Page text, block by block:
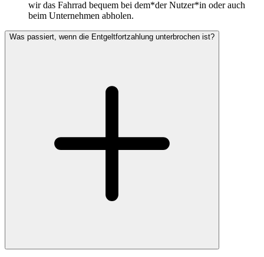
wir das Fahrrad bequem bei dem*der Nutzer*in oder auch
beim Unternehmen abholen.
Was passiert, wenn die Entgeltfortzahlung unterbrochen ist?